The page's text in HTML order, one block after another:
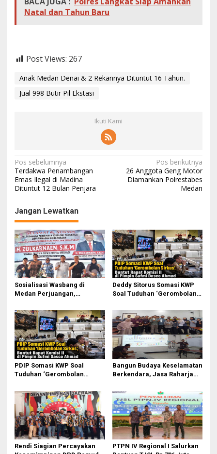
Natal dan Tahun Baru
Post Views: 267
Anak Medan Denai & 2 Rekannya Dituntut 16 Tahun.
Jual 998 Butir Pil Ekstasi
Ikuti Kami
Navigasi
pos
Pos sebelumnya
Terdakwa Penambangan
Emas Ilegal di Madina
Dituntut 12 Bulan Penjara
Pos berikutnya
26 Anggota Geng Motor
Diamankan Polrestabes
Medan
Jangan Lewatkan
Sosialisasi Wasbang di
Medan Perjuangan,
Perjuangkan Ruang Bermain
Anak
Deddy Sitorus Somasi KWP
Soal Tuduhan ‘Gerombolan
II Dipimpin Sufmi Dasco
Ahmad
PDIP Somasi KWP Soal
Tuduhan ‘Gerombolan
II Dipimpin Sufmi Dasco
Ahmad
Bangun Budaya Keselamatan
Berkendara, Jasa Raharja
Pasifik Medan Industri
Rendi Siagian Percayakan
PTPN IV Regional I Salurkan